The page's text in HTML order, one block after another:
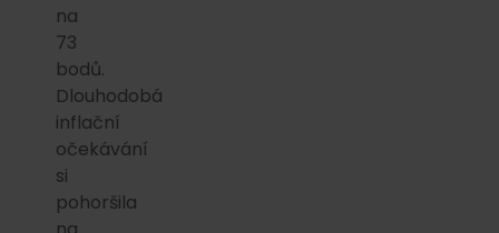
na
73
bodů.
Dlouhodobá
inflační
očekávání
si
pohoršila